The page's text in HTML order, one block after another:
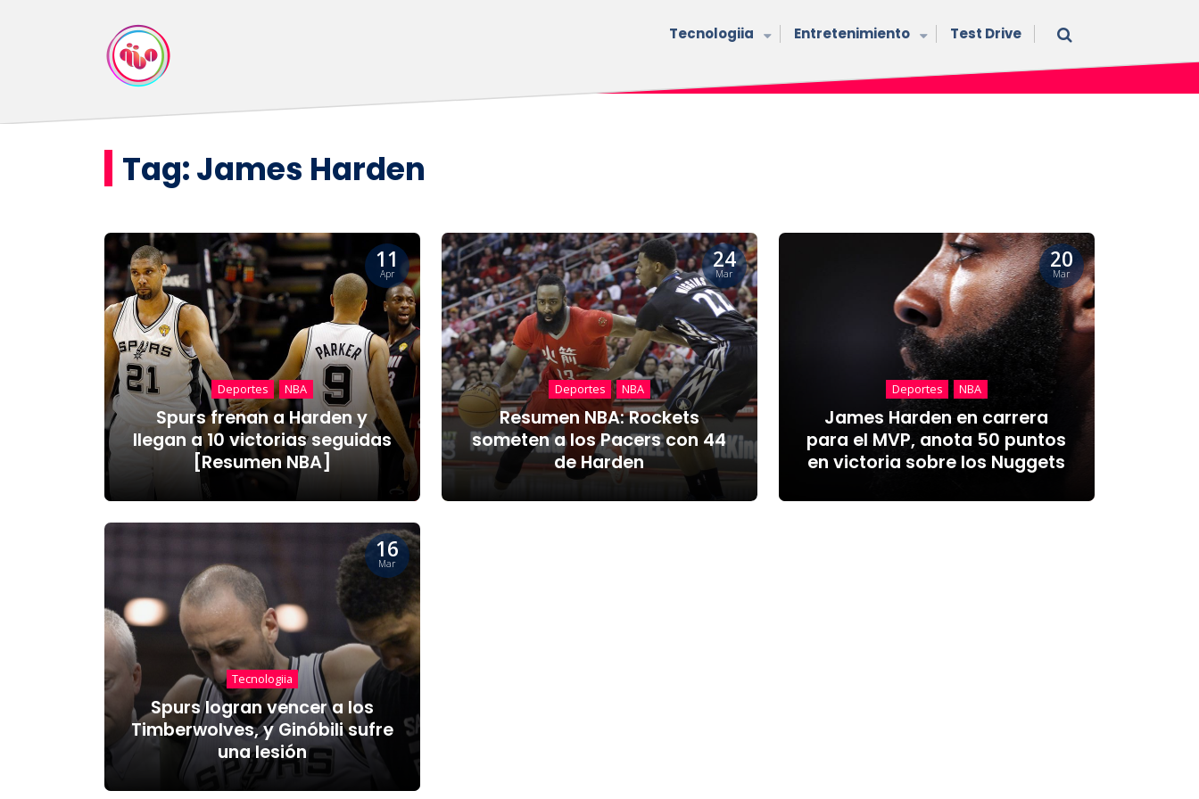
Tecnologiia Entretenimiento Test Drive
Tag:James Harden
11
Apr
Deportes NBA
Spurs frenan a Harden y
llegan a 10 victorias seguidas
[Resumen NBA]
24
Mar
Deportes NBA
Resumen NBA: Rockets
someten a los Pacers con 44
de Harden
20
Mar
Deportes NBA
James Harden en carrera
para el MVP, anota 50 puntos
en victoria sobre los Nuggets
16
Mar
Tecnologiia
Spurs logran vencer a los
Timberwolves, y Ginóbili sufre
una lesión